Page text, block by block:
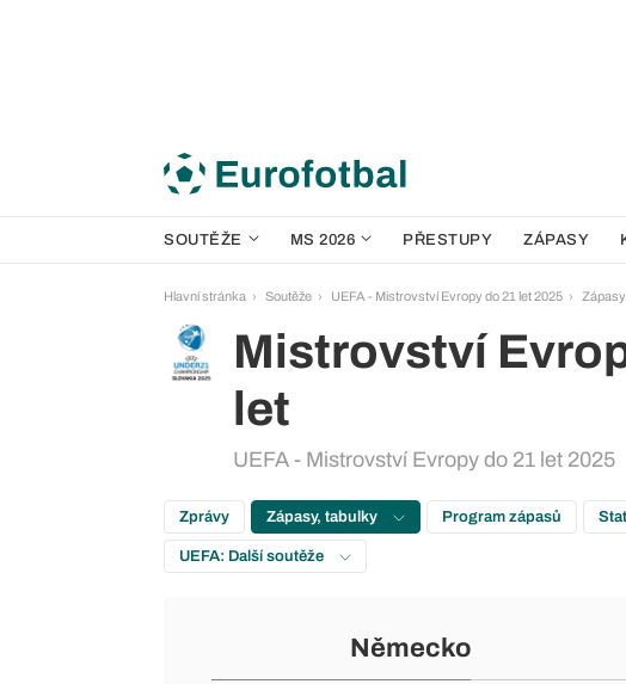
SOUTĚŽE MS 2026 PŘESTUPY ZÁPASY
Hlavní stránka Soutěže UEFA - Mistrovství Evropy do 21 let 2025
Mistrovství
let
UEFA - Mistrovství Evropy do 21 let 2025
Zprávy Zápasy, tabulky Program zápasů
UEFA: Další soutěže
Německo